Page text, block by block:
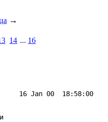
→
14 ... 16